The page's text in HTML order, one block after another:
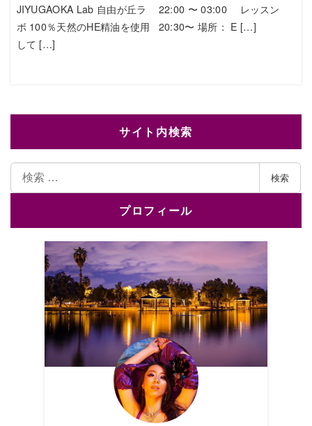
JIYUGAOKA Lab 自由が丘ラ
ボ 100％天然のHE精油を使用
して […]
22:00 〜 03:00 レッスン
20:30〜 場所： E […]
サイト内検索
検
検索
プロフィール